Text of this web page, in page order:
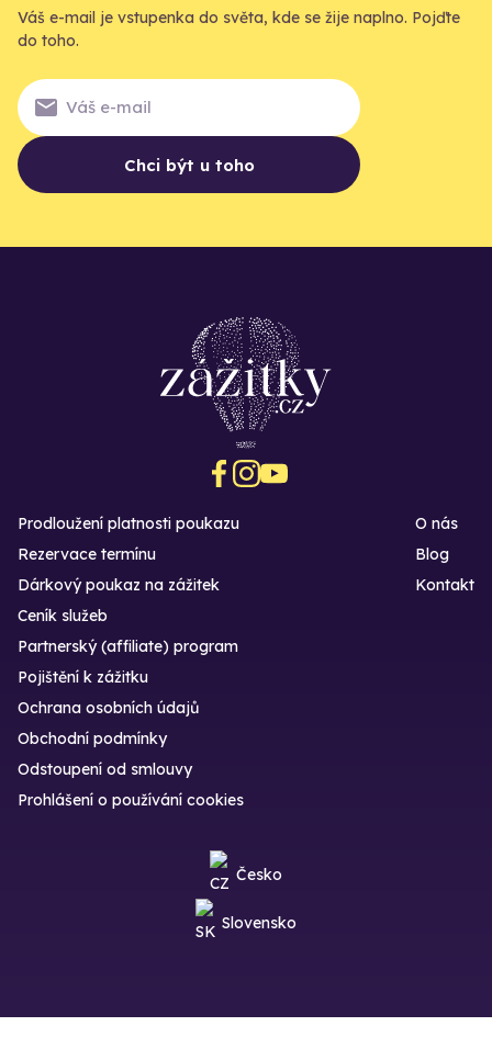
Váš e-mail je vstupenka do světa, kde se žije naplno. Pojďte
do toho.
Chci být u toho
Prodloužení platnosti poukazu
Rezervace termínu
Dárkový poukaz na zážitek
O nás
Blog
Kontakt
Ceník služeb
Partnerský (affiliate) program
Pojištění k zážitku
Ochrana osobních údajů
Obchodní podmínky
Odstoupení od smlouvy
Prohlášení o používání cookies
Česko
Slovensko